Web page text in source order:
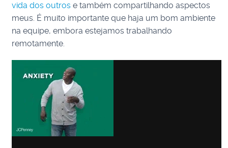
vida dos outros e também compartilhando aspectos
meus. É muito importante que haja um bom ambiente
na equipe, embora estejamos trabalhando
remotamente.